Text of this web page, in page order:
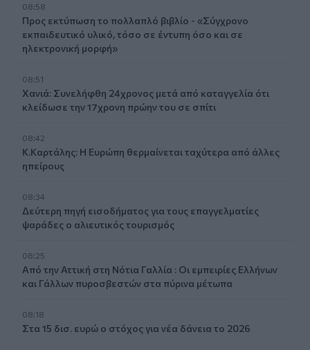
08:58
Προς εκτύπωση το πολλαπλό βιβλίο - «Σύγχρονο
εκπαιδευτικό υλικό, τόσο σε έντυπη όσο και σε
ηλεκτρονική μορφή»
08:51
Χανιά: Συνελήφθη 24χρονος μετά από καταγγελία ότι
κλείδωσε την 17χρονη πρώην του σε σπίτι
08:42
Κ.Καρτάλης: Η Ευρώπη θερμαίνεται ταχύτερα από άλλες
ηπείρους
08:34
Δεύτερη πηγή εισοδήματος για τους επαγγελματίες
ψαράδες ο αλιευτικός τουρισμός
08:25
Από την Αττική στη Νότια Γαλλία : Οι εμπειρίες Ελλήνων
και Γάλλων πυροσβεστών στα πύρινα μέτωπα
08:18
Στα 15 δισ. ευρώ ο στόχος για νέα δάνεια το 2026